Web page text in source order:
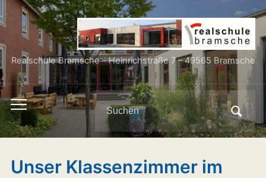
Realschule Bramsche – Heinrichstraße 7 – 49565 Bramsche
Toggle
mobile
menu
Search
for:
Unser Klassenzimmer im